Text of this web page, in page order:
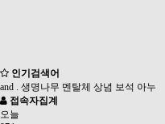
인기검색어
and . 생명나무 멘탈체 상념 보석 아누
접속자집계
오늘